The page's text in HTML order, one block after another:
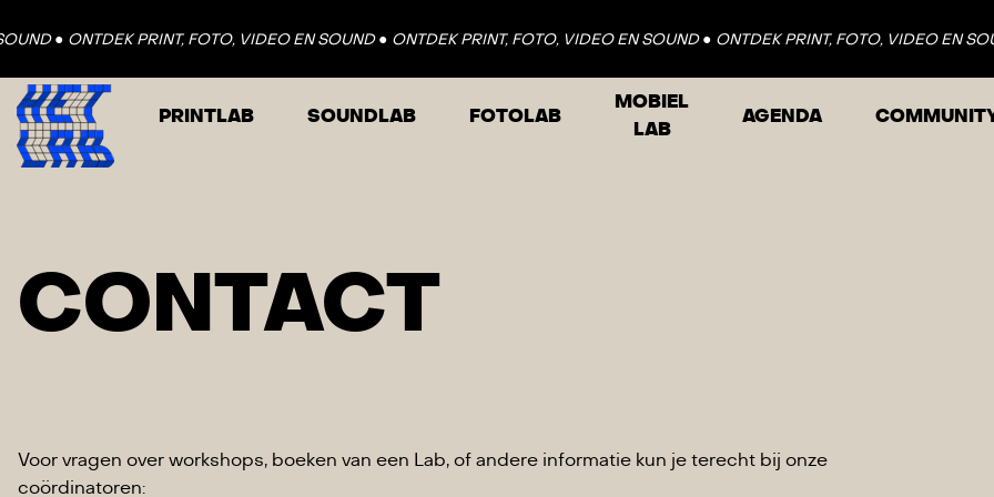
● ONTDEK PRINT, FOTO, VIDEO EN SOUND ● ONTDEK PRINT, FOTO, VIDEO EN SOUND ● ONTDEK PRINT, FOTO, VIDEO EN
PRINTLAB SOUNDLAB FOTOLAB
MOBIEL
LAB
AGENDA
CONTACT
Voor vragen over workshops, boeken van een Lab, of andere informatie kun je terecht bij onze
coördinatoren: